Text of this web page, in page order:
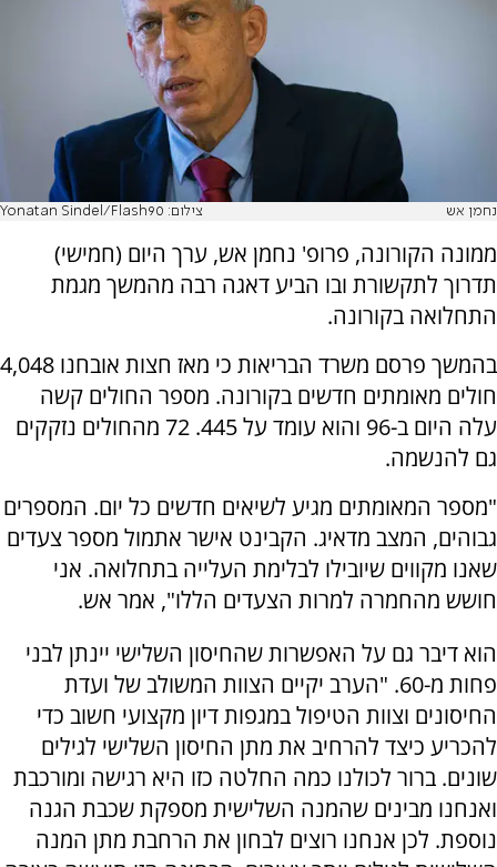
נחמן אש צילום: Yonatan Sindel/Flash90
ממונה הקורונה, פרופ' נחמן אש, ערך היום (חמישי)
תדרוך לתקשורת ובו הביע דאגה רבה מהמשך מגמת
התחלואה בקורונה.
בהמשך פרסם משרד הבריאות כי מאז חצות אובחנו 4,048
חולים מאומתים חדשים בקורונה. מספר החולים קשה
עלה היום ב-96 והוא עומד על 445. 72 מהחולים נזקקים
גם להנשמה.
"מספר המאומתים מגיע לשיאים חדשים כל יום. המספרים
גבוהים, המצב מדאיג. הקבינט אישר אתמול מספר צעדים
שאנו מקווים שיובילו לבלימת העלייה בתחלואה. אני
חושש מהחמרה למרות הצעדים הללו", אמר אש.
הוא דיבר גם על האפשרות שהחיסון השלישי יינתן לבני
פחות מ-60. "הערב יקיים הצוות המשולב של ועדת
החיסונים וצוות הטיפול במגפות דיון מקצועי חשוב כדי
להכריע כיצד להרחיב את מתן החיסון השלישי לגילים
שונים. ברור לכולנו כמה החלטה כזו היא רגישה ומורכבת
ואנחנו מבינים שהמנה השלישית מספקת שכבת הגנה
נוספת. לכן אנחנו רוצים לבחון את הרחבת מתן המנה